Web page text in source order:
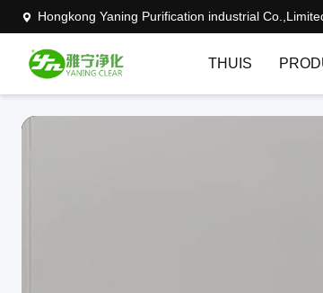
Hongkong Yaning Purification industrial
THUIS